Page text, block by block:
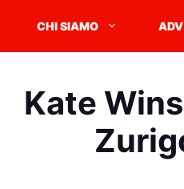
CHI SIAMO ADV
Kate